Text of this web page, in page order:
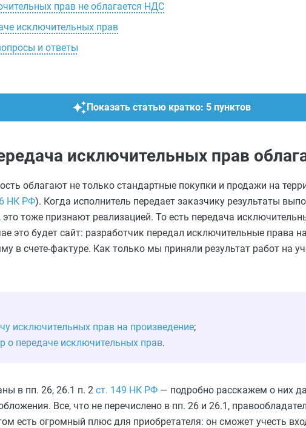
прав не облагается НДС
исключительных прав
и ответы
Показать статью кратко: 5 пунктов
исключительных прав
облагают не только стандартные покупки и продажи на
НК РФ). Когда исполнитель передает заказчику результаты
тоже признают реализацией. То есть передача
это будет сайт: разработчик передал исключительные права
в счете-фактуре. Как только мы приняли результат работ на
исключительных прав на произведение;
о передаче исключительных прав.
в пп. 26, 26.1 п. 2 ст. 149 НК РФ — подробно расскажем о них
Все, что не перечислено в пп. 26 и 26.1,
есть огромный плюс для приобретателя: он сможет учесть